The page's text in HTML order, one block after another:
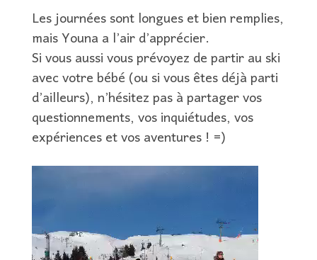
Les journées sont longues et bien remplies,
mais Youna a l’air d’apprécier.
Si vous aussi vous prévoyez de partir au ski
avec votre bébé (ou si vous êtes déjà parti
d’ailleurs), n’hésitez pas à partager vos
questionnements, vos inquiétudes, vos
expériences et vos aventures ! =)
Lecteur